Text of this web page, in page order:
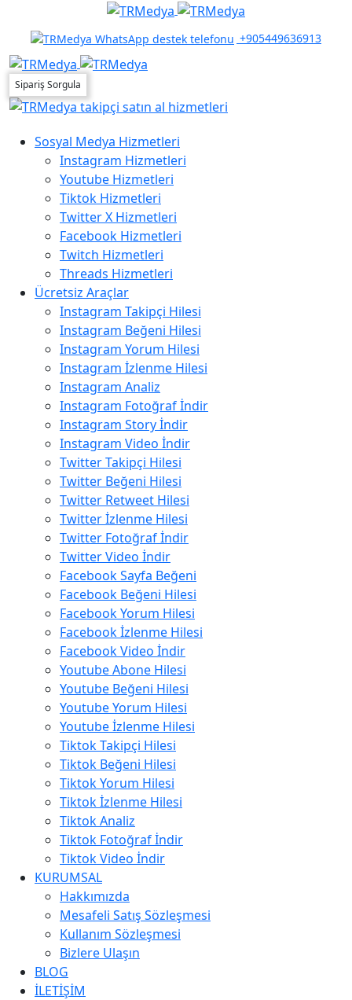
+905449636913
Sipariş Sorgula
Sosyal Medya Hizmetleri
Instagram Hizmetleri
Youtube Hizmetleri
Tiktok Hizmetleri
Twitter X Hizmetleri
Facebook Hizmetleri
Twitch Hizmetleri
Threads Hizmetleri
Ücretsiz Araçlar
Instagram Takipçi Hilesi
Instagram Beğeni Hilesi
Instagram Yorum Hilesi
Instagram İzlenme Hilesi
Instagram Analiz
Instagram Fotoğraf İndir
Instagram Story İndir
Instagram Video İndir
Twitter Takipçi Hilesi
Twitter Beğeni Hilesi
Twitter Retweet Hilesi
Twitter İzlenme Hilesi
Twitter Fotoğraf İndir
Twitter Video İndir
Facebook Sayfa Beğeni
Facebook Beğeni Hilesi
Facebook Yorum Hilesi
Facebook İzlenme Hilesi
Facebook Video İndir
Youtube Abone Hilesi
Youtube Beğeni Hilesi
Youtube Yorum Hilesi
Youtube İzlenme Hilesi
Tiktok Takipçi Hilesi
Tiktok Beğeni Hilesi
Tiktok Yorum Hilesi
Tiktok İzlenme Hilesi
Tiktok Analiz
Tiktok Fotoğraf İndir
Tiktok Video İndir
KURUMSAL
Hakkımızda
Mesafeli Satış Sözleşmesi
Kullanım Sözleşmesi
Bizlere Ulaşın
BLOG
İLETİŞİM